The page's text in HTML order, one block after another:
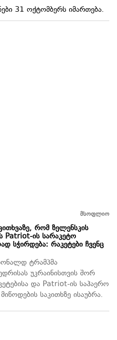
31 ოქტომბერს იმართება.
მსოფლიო
რომ ზელენსკის
Patriot-ის სარაკეტო
სჭირდება: რაკეტები ჩვენც
ტრამპმა
უკრაინისთვის შორ
და Patriot-ის საჰაერო
საკითხზე ისაუბრა.